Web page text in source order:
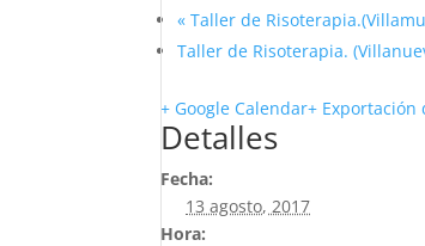
« Taller de
Taller de Risoterapia.
+ Google Calendar+ Exportación
Detalles
Fecha:
13 agosto, 2017
Hora: